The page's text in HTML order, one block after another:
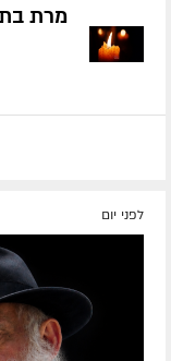
מרת
לפני יום